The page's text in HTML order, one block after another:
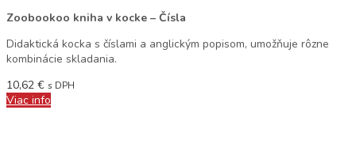
Zoobookoo kniha v kocke – Čísla
Didaktická kocka s číslami a anglickým popisom, umožňuje rôzne
kombinácie skladania.
10,62 € s DPH
Viac info